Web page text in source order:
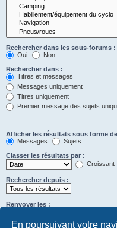
En poursuivant votre
Rechercher dans les sous-forums :
Oui
Non
Rechercher dans :
Titres et messages
Messages uniquement
Titres uniquement
Premier message des sujets
Afficher les résultats sous forme
Messages
Sujets
Classer les résultats par :
Croissant
Rechercher depuis :
Renvoyer les :